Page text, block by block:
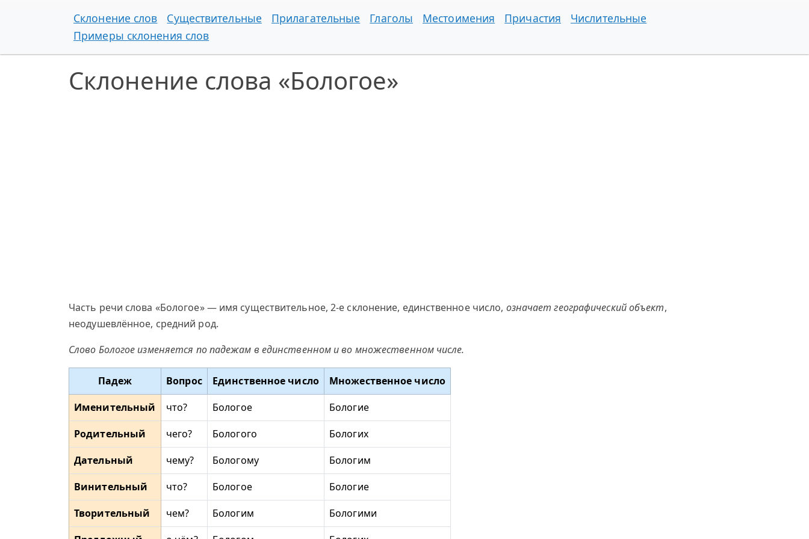
Склонение слов Существительные Прилагательные Глаголы Местоимения Причастия
Числительные
Примеры склонения слов
Склонение слова «Бологое»
Часть речи слова «Бологое» — имя существительное, 2-е склонение, единственное число, означает географический объект,
неодушевлённое, средний род.
Слово Бологое изменяется по падежам в единственном и во множественном числе.
Падеж Вопрос Единственное число
Множественное число
Именительный
что? Бологое
Бологие
Родительный
чего? Бологого
Бологих
Дательный
чему? Бологому
Бологим
Винительный
что? Бологое
Бологие
Творительный
чем? Бологим
Бологими